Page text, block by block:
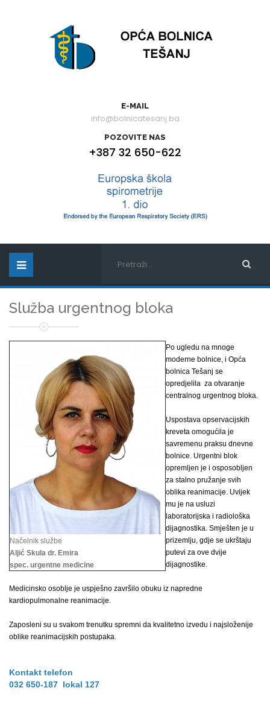
E-MAIL
info@bolnicatesanj.ba
POZOVITE NAS
+387 32 650-622
Služba urgentnog bloka
Načelnik službe
Aljić Skula dr. Emira
spec. urgentne medicine
Po ugledu na mnoge
moderne bolnice, i Opća
bolnica Tešanj se
opredjelila za otvaranje
centralnog urgentnog bloka.
Uspostava opservacijskih
kreveta omogućila je
savremenu praksu dnevne
bolnice. Urgentni blok
opremljen je i osposobljen
za stalno pružanje svih
oblika reanimacije. Uvijek
mu je na usluzi
laboratorijska i radiološka
dijagnostika. Smješten je u
prizemlju, gdje se ukrštaju
putevi za ove dvije
dijagnostike.
Medicinsko osoblje je uspješno završilo obuku iz napredne
kardiopulmonalne reanimacije.
Zaposleni su u svakom trenutku spremni da kvalitetno izvedu i najsloženije
oblike reanimacijskih postupaka.
Kontakt telefon
032 650-187 lokal 127